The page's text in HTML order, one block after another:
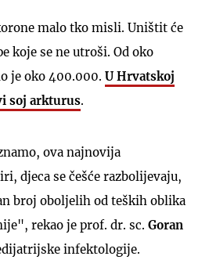
malo tko misli. Uništit će
koje se ne utroši. Od oko
je oko 400.000. U Hrvatskoj
soj arkturus.
ova najnovija
djeca se češće razbolijevaju,
broj oboljelih od teških oblika
rekao je prof. dr. sc. Goran
infektologije.